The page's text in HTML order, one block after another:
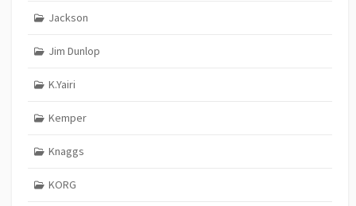
Jackson
Jim Dunlop
K.Yairi
Kemper
Knaggs
KORG